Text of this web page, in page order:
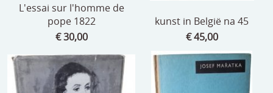
L'essai sur l'homme de
pope 1822
€ 30,00
kunst in België na 45
€ 45,00